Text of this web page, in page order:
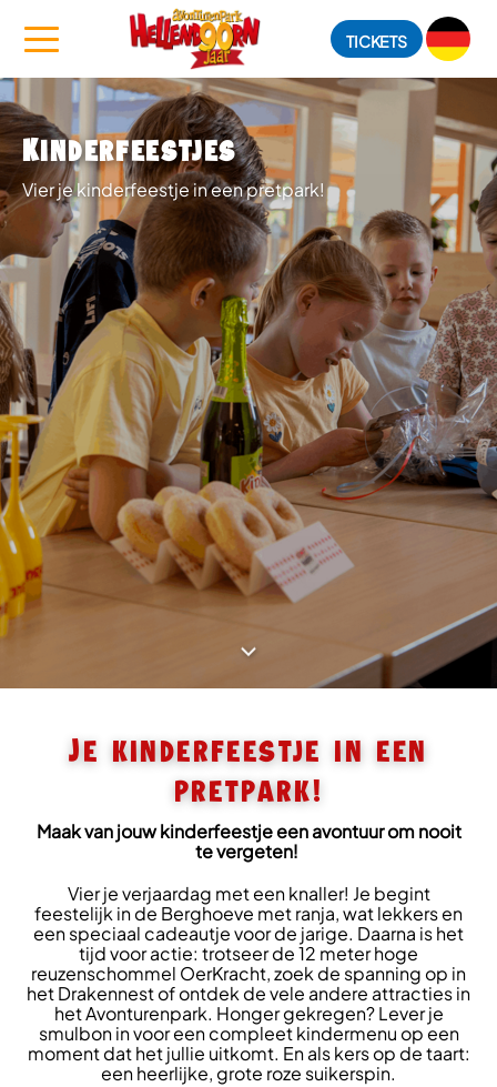
TICKETS
Kinderfeestjes
Vier je kinderfeestje in een pretpark!
Je kinderfeestje in een
pretpark!
Maak van jouw kinderfeestje een avontuur om nooit
te vergeten!
Vier je verjaardag met een knaller! Je begint
feestelijk in de Berghoeve met ranja, wat lekkers en
een speciaal cadeautje voor de jarige. Daarna is het
tijd voor actie: trotseer de 12 meter hoge
reuzenschommel OerKracht, zoek de spanning op in
het Drakennest of ontdek de vele andere attracties in
het Avonturenpark. Honger gekregen? Lever je
smulbon in voor een compleet kindermenu op een
moment dat het jullie uitkomt. En als kers op de taart:
een heerlijke, grote roze suikerspin.